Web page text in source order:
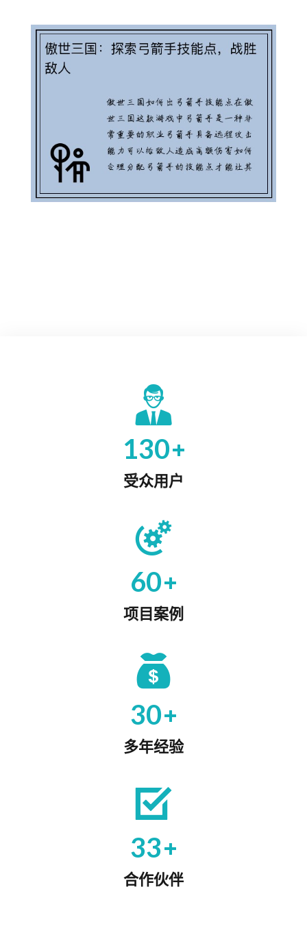
130+
受众用户
60+
项目案例
30+
多年经验
33+
合作伙伴